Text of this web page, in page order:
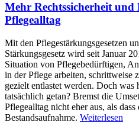
Mehr Rechtssicherheit
Pflegealltag
Mit den Pflegestärkungsgesetzen
Stärkungsgesetz wird seit Januar
Situation von Pflegebedürftigen,
in der Pflege arbeiten, schrittweise
gezielt entlastet werden. Doch was
tatsächlich getan? Bremst die
Pflegealltag nicht eher aus, als
Bestandsaufnahme. Weiterlesen